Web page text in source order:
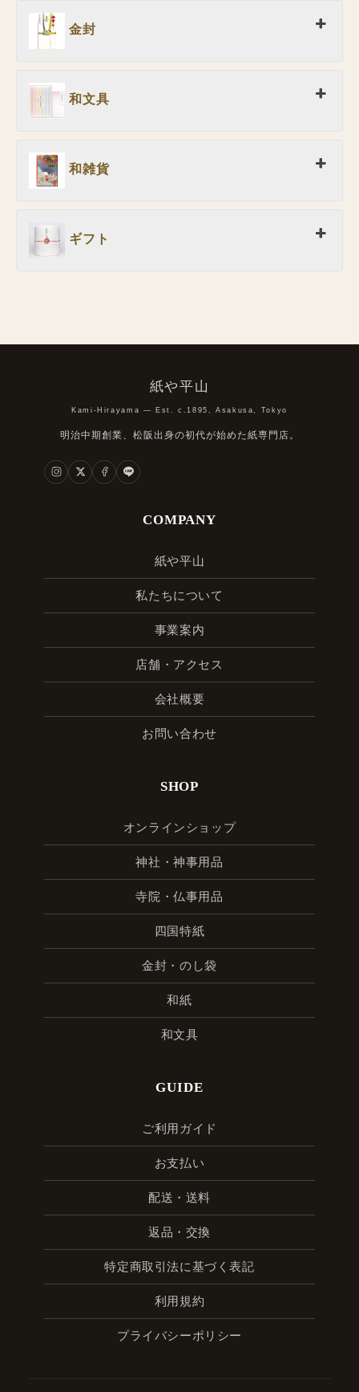
金封
和文具
和雑貨
ギフト
紙や平山
Kami-Hirayama — Est. c.1895, Asakusa, Tokyo
明治中期創業、松阪出身の初代が始めた紙専門店。
COMPANY
紙や平山
私たちについて
事業案内
店舗・アクセス
会社概要
お問い合わせ
SHOP
オンラインショップ
神社・神事用品
寺院・仏事用品
四国特紙
金封・のし袋
和紙
和文具
GUIDE
ご利用ガイド
お支払い
配送・送料
返品・交換
特定商取引法に基づく表記
利用規約
プライバシーポリシー